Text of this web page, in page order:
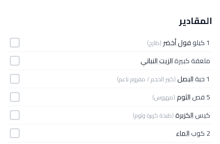
المقادير
1 كيلو فول أخضر (طازج)
ملعقة كبيرةالزيت النباتي
1 حبة
البصل(كبير الحجم / مفروم ناعم)
5 فص الثوم(مهروس)
كيسالكزبرة(طبخة كزبرة وثوم)
2 كوب
الماء